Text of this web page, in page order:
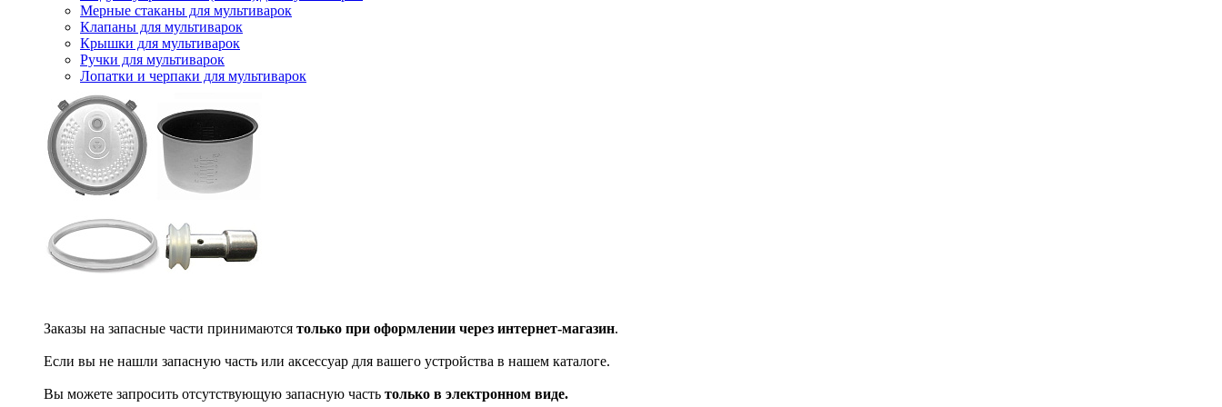
Мерные стаканы для мультиварок
Клапаны для мультиварок
Крышки для мультиварок
Ручки для мультиварок
Лопатки и черпаки для мультиварок
Заказы на запасные части принимаются только при оформлении через интернет-магазин.
Если вы не нашли запасную часть или аксессуар для вашего устройства в нашем каталоге.
Вы можете запросить отсутствующую запасную часть только в электронном виде.